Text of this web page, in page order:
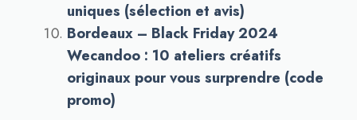
uniques (sélection et avis)
Bordeaux – Black Friday 2024
Wecandoo : 10 ateliers créatifs
originaux pour vous surprendre (code
promo)